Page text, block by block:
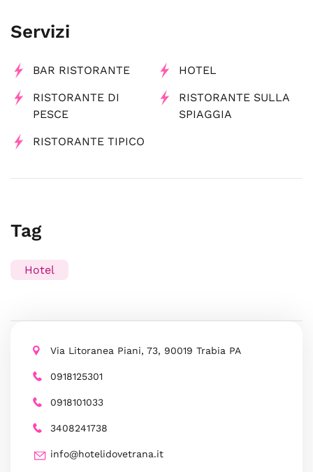
Servizi
BAR RISTORANTE HOTEL
RISTORANTE DI
PESCE
RISTORANTE SULLA
SPIAGGIA
RISTORANTE TIPICO
Tag
Hotel
Via Litoranea Piani, 73, 90019 Trabia PA
0918125301
0918101033
3408241738
info@hotelidovetrana.it